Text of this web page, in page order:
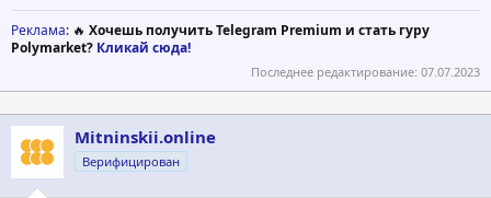
Реклама: 🔥 Хочешь получить Telegram Premium и стать гуру
Polymarket? Кликай сюда!
Последнее редактирование: 07.07.2023
Mitninskii.online
Верифицирован